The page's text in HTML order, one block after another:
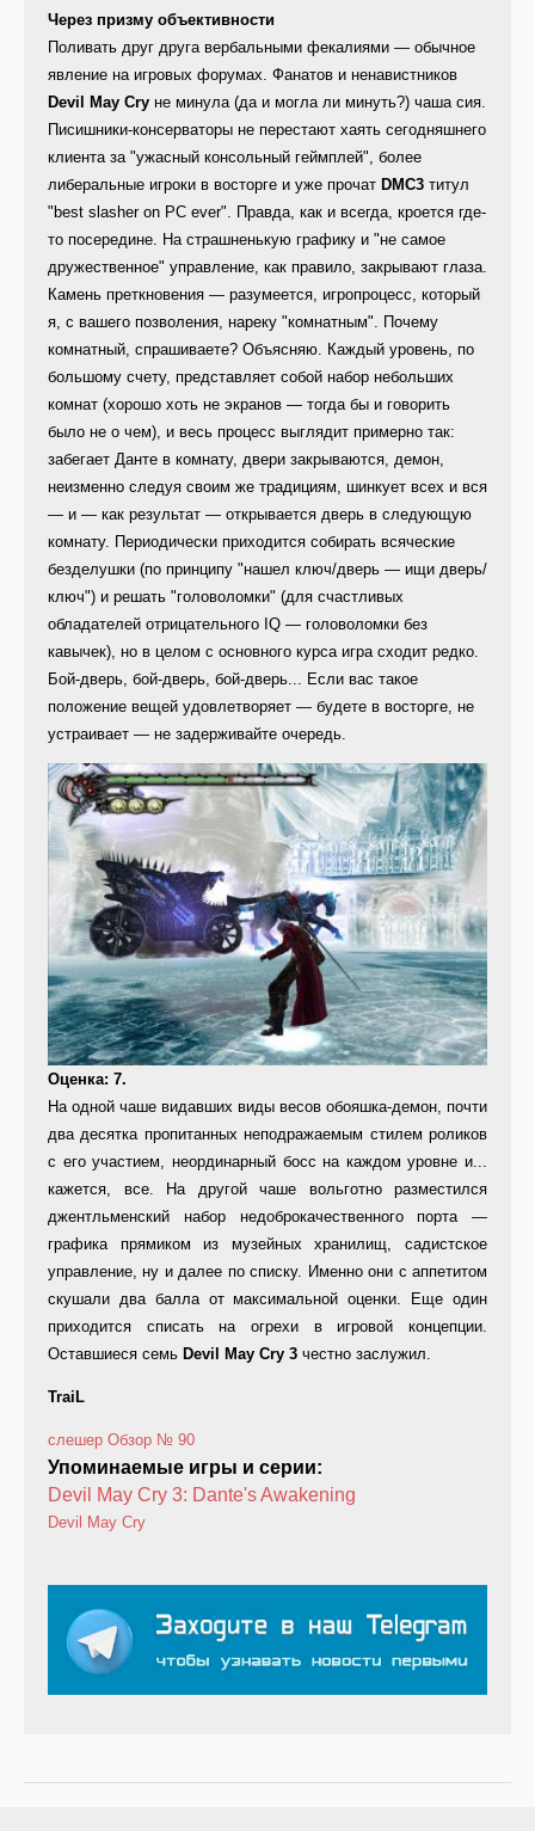
Через призму объективности
Поливать друг друга вербальными фекалиями — обычное
явление на игровых форумах. Фанатов и ненавистников
Devil May Cry не минула (да и могла ли минуть?) чаша сия.
Писишники-консерваторы не перестают хаять сегодняшнего
клиента за "ужасный консольный геймплей", более
либеральные игроки в восторге и уже прочат DMC3 титул
"best slasher on PC ever". Правда, как и всегда, кроется где-
то посередине. На страшненькую графику и "не самое
дружественное" управление, как правило, закрывают глаза.
Камень преткновения — разумеется, игропроцесс, который
я, с вашего позволения, нареку "комнатным". Почему
комнатный, спрашиваете? Объясняю. Каждый уровень, по
большому счету, представляет собой набор небольших
комнат (хорошо хоть не экранов — тогда бы и говорить
было не о чем), и весь процесс выглядит примерно так:
забегает Данте в комнату, двери закрываются, демон,
неизменно следуя своим же традициям, шинкует всех и вся
— и — как результат — открывается дверь в следующую
комнату. Периодически приходится собирать всяческие
безделушки (по принципу "нашел ключ/дверь — ищи дверь/
ключ") и решать "головоломки" (для счастливых
обладателей отрицательного IQ — головоломки без
кавычек), но в целом с основного курса игра сходит редко.
Бой-дверь, бой-дверь, бой-дверь... Если вас такое
положение вещей удовлетворяет — будете в восторге, не
устраивает — не задерживайте очередь.
Оценка: 7.
На одной чаше видавших виды весов обояшка-демон, почти
два десятка пропитанных неподражаемым стилем роликов
с его участием, неординарный босс на каждом уровне и...
кажется, все. На другой чаше вольготно разместился
джентльменский набор недоброкачественного порта —
графика прямиком из музейных хранилищ, садистское
управление, ну и далее по списку. Именно они с аппетитом
скушали два балла от максимальной оценки. Еще один
приходится списать на огрехи в игровой концепции.
Оставшиеся семь Devil May Cry 3 честно заслужил.
TraiL
слешер Обзор № 90
Упоминаемые игры и серии:
Devil May Cry 3: Dante's Awakening
Devil May Cry